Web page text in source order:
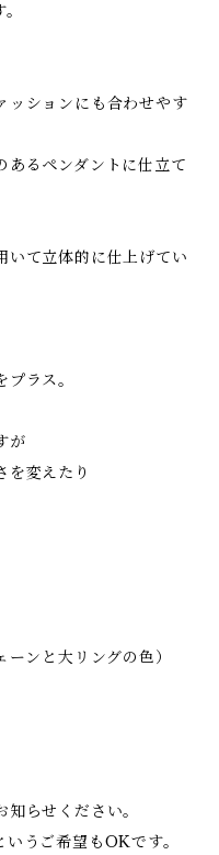
ッションにも合わせやす
あるペンダントに仕立て
いて立体的に仕上げてい
ラス。
が
を変えたり
ンと大リングの色）
らせください。
うご希望もOKです。